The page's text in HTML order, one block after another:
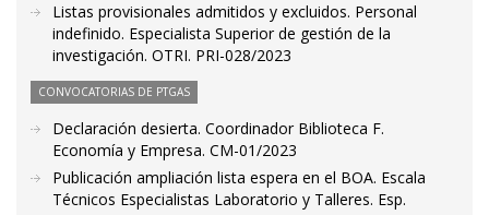
Listas provisionales admitidos y excluidos. Personal
indefinido. Especialista Superior de gestión de la
investigación. OTRI. PRI-028/2023
CONVOCATORIAS DE PTGAS
Declaración desierta. Coordinador Biblioteca F.
Economía y Empresa. CM-01/2023
Publicación ampliación lista espera en el BOA. Escala
Técnicos Especialistas Laboratorio y Talleres. Esp.